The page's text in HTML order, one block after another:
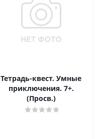
Тетрадь-квест. Умные
приключения. 7+.
(Просв.)